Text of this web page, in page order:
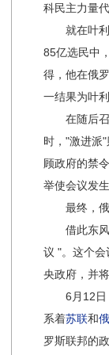
科民主力量
就在叶利
85亿选民中
得，他在俄
一结果为叶
在随后召
时，"激进派
顾政府的禁
举使会议发
最终，俄
借此东风
议 "。这个会
央政府，并
6月12日，
系着苏联和
罗斯联邦的